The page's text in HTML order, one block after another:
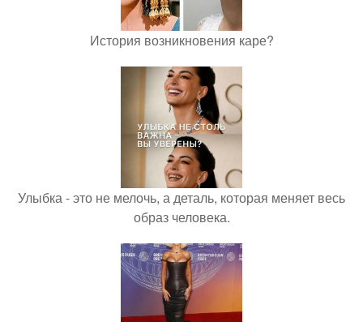
История возникновения каре?
Улыбка - это не мелочь, а деталь, которая меняет весь
образ человека.